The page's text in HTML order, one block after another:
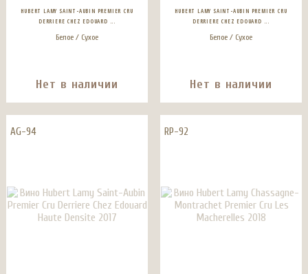
HUBERT LAMY SAINT-AUBIN PREMIER CRU
DERRIERE CHEZ EDOUARD ...
Белое / Сухое
Нет в наличии
HUBERT LAMY SAINT-AUBIN PREMIER CRU
DERRIERE CHEZ EDOUARD ...
Белое / Сухое
Нет в наличии
AG-94 RP-92